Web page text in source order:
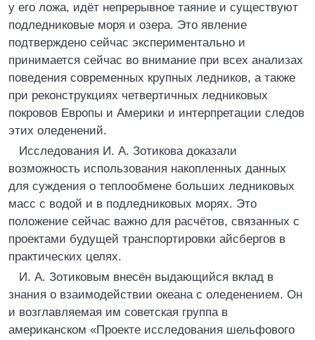
у его ложа, идёт непрерывное таяние и существуют
подледниковые моря и озера. Это явление
подтверждено сейчас экспериментально и
принимается сейчас во внимание при всех анализах
поведения современных крупных ледников, а также
при реконструкциях четвертичных ледниковых
покровов Европы и Америки и интерпретации следов
этих оледенений.
Исследования И. А. Зотикова доказали
возможность использования накопленных данных
для суждения о теплообмене больших ледниковых
масс с водой и в подледниковых морях. Это
положение сейчас важно для расчётов, связанных с
проектами будущей транспортировки айсбергов в
практических целях.
И. А. Зотиковым внесён выдающийся вклад в
знания о взаимодействии океана с оледенением. Он
и возглавляемая им советская группа в
американском «Проекте исследования шельфового